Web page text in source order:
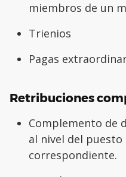
miembros de un
Trienios
Pagas
Retribuciones
Complemento de
al nivel del
correspondiente.